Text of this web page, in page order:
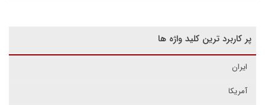
پر کاربرد ترین کلید واژه ها
ایران
آمریکا